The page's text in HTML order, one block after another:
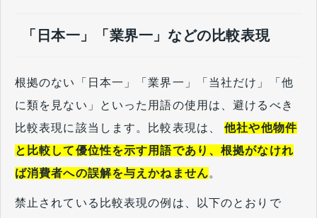
「日本一」「業界一」などの比較表現
根拠のない「日本一」「業界一」「当社だけ」「他
に類を見ない」といった用語の使用は、避けるべき
比較表現に該当します。比較表現は、他社や他物件
と比較して優位性を示す用語であり、根拠がなけれ
ば消費者への誤解を与えかねません。
禁止されている比較表現の例は、以下のとおりで